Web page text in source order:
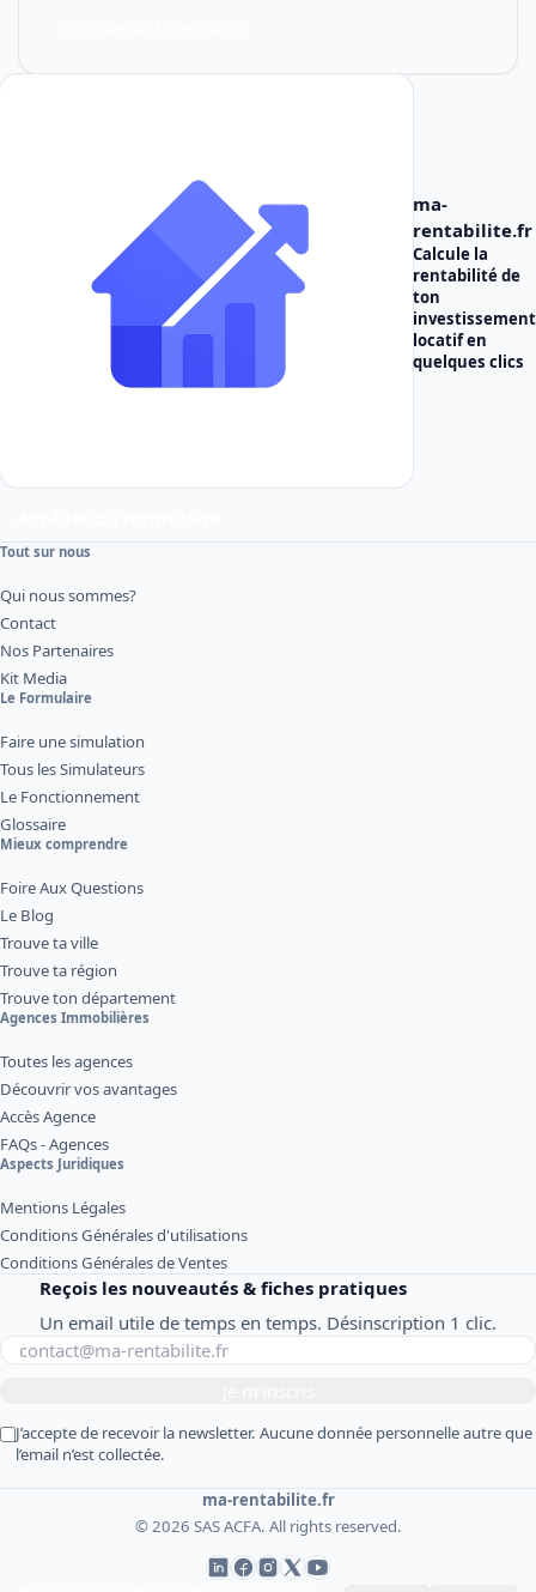
ma-
rentabilite.fr
Calcule la
rentabilité de
ton
investissement
locatifen
quelques clics
Tout sur nous
Qui nous sommes?
Contact
Nos Partenaires
Kit Media
Le Formulaire
Faire une simulation
Tous les Simulateurs
Le Fonctionnement
Glossaire
Mieux comprendre
Foire Aux Questions
Le Blog
Trouve ta ville
Trouve ta région
Trouve ton département
Agences Immobilières
Toutes les agences
Découvrir vos avantages
Accès Agence
FAQs - Agences
Aspects Juridiques
Mentions Légales
Conditions Générales d'utilisations
Conditions Générales de Ventes
Reçois les nouveautés & fiches pratiques
Un email utile de temps en temps. Désinscription 1 clic.
J’accepte de recevoir la newsletter. Aucune donnée personnelle autre que
l’email n’est collectée.
ma-rentabilite.fr
© 2026 SAS ACFA. All rights reserved.